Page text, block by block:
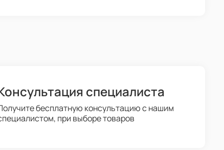
специалиста
бесплатную консультацию с нашим
при выборе товаров